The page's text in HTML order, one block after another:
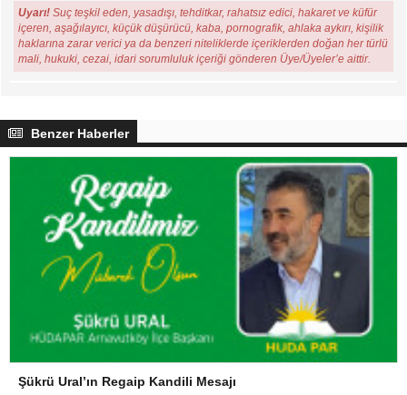
Uyarı! Suç teşkil eden, yasadışı, tehditkar, rahatsız edici, hakaret ve küfür
içeren, aşağılayıcı, küçük düşürücü, kaba, pornografik, ahlaka aykırı, kişilik
haklarına zarar verici ya da benzeri niteliklerde içeriklerden doğan her türlü
mali, hukuki, cezai, idari sorumluluk içeriği gönderen Üye/Üyeler’e aittir.
Benzer Haberler
Şükrü Ural’ın Regaip Kandili Mesajı